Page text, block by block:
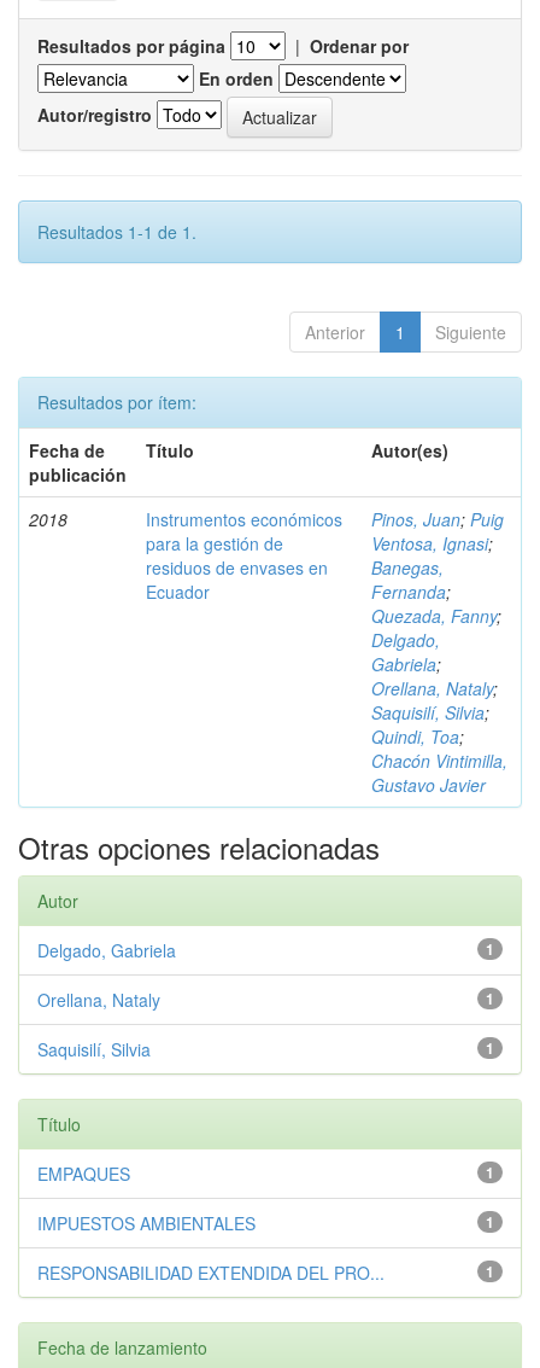
Resultados por página | Ordenar por
En orden
Autor/registro
Resultados 1-1 de 1.
Anterior 1 Siguiente
Resultados por ítem:
Fecha de
publicación
Título Autor(es)
2018
Instrumentos económicos
para la gestión de
residuos de envases en
Ecuador
Pinos, Juan; Puig
Ventosa, Ignasi;
Banegas,
Fernanda;
Quezada, Fanny;
Delgado,
Gabriela;
Orellana, Nataly;
Saquisilí, Silvia;
Quindi, Toa;
Chacón Vintimilla,
Gustavo Javier
Otras opciones relacionadas
Autor
1
Delgado, Gabriela
1
Orellana, Nataly
1
Saquisilí, Silvia
Título
1
EMPAQUES
1
IMPUESTOS AMBIENTALES
1
RESPONSABILIDAD EXTENDIDA DEL PRO...
Fecha de lanzamiento